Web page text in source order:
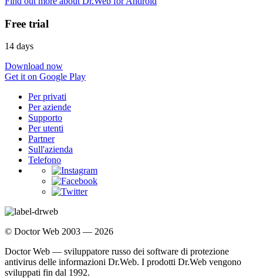
Free trial
14 days
Download now
Get it on Google Play
Per privati
Per aziende
Supporto
Per utenti
Partner
Sull'azienda
Telefono
© Doctor Web 2003 — 2026
Doctor Web — sviluppatore russo dei software di protezione
antivirus delle informazioni Dr.Web. I prodotti Dr.Web vengono
sviluppati fin dal 1992.